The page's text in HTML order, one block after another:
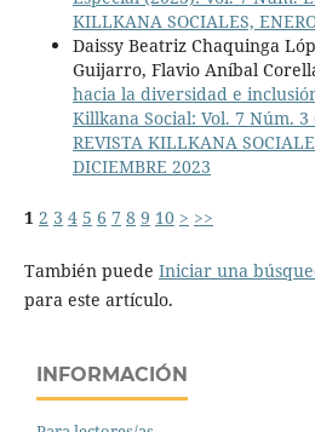
KILLKANA SOCIALES,
Daissy Beatriz Chaquinga
Guijarro, Flavio Aníbal
hacia la diversidad e
Killkana Social: Vol. 7 Núm. 3
REVISTA KILLKANA
DICIEMBRE 2023
1 2 3 4 5 6 7 8 9 10 > >>
También puede Iniciar una
para este artículo.
INFORMACIÓN